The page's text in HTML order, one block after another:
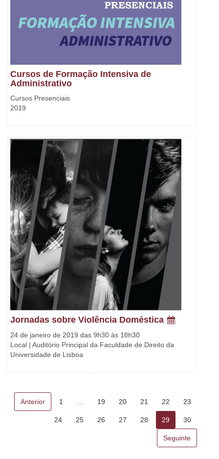
Cursos de Formação Intensiva de
Administrativo
Cursos Presenciais
2019
Jornadas sobre Violência Doméstica
24 de janeiro de 2019 das 9h30 às 18h30
Local | Auditório Principal da Faculdade de Direito da
Universidade de Lisboa
Anterior 1 19 20 21 22 23
24 25 26 27 28 29 30
Seguinte